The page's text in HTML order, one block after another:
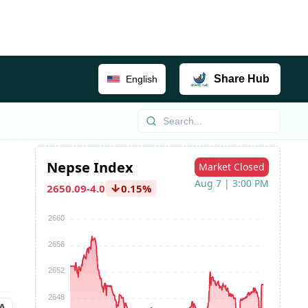
English Share Hub